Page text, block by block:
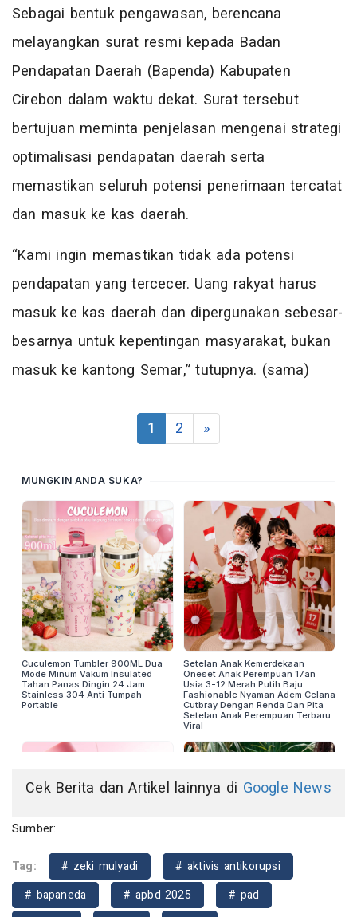
Sebagai bentuk pengawasan, berencana
melayangkan surat resmi kepada Badan
Pendapatan Daerah (Bapenda) Kabupaten
Cirebon dalam waktu dekat. Surat tersebut
bertujuan meminta penjelasan mengenai strategi
optimalisasi pendapatan daerah serta
memastikan seluruh potensi penerimaan tercatat
dan masuk ke kas daerah.
“Kami ingin memastikan tidak ada potensi
pendapatan yang tercecer. Uang rakyat harus
masuk ke kas daerah dan dipergunakan sebesar-
besarnya untuk kepentingan masyarakat, bukan
masuk ke kantong Semar,” tutupnya. (sama)
1 2 »
Cek Berita dan Artikel lainnya di Google News
Sumber:
Tag: # zeki mulyadi
# aktivis antikorupsi
# bapaneda
# apbd 2025
# pad